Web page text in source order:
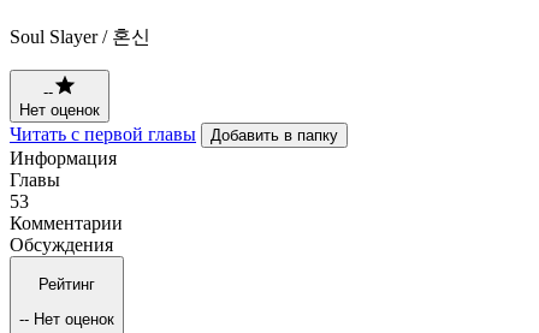
Soul Slayer / 혼신
--
Нет оценок
Читать с первой главы Добавить в папку
Информация
Главы
53
Комментарии
Обсуждения
Рейтинг
-- Нет оценок